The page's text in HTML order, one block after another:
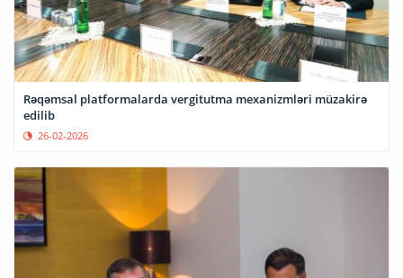
Rəqəmsal platformalarda vergitutma mexanizmləri müzakirə
edilib
26-02-2026